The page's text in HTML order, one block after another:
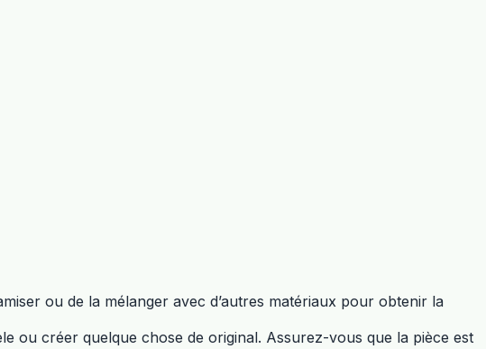
ou de la mélanger avec d’autres matériaux pour obtenir la
ou créer quelque chose de original. Assurez-vous que la pièce est